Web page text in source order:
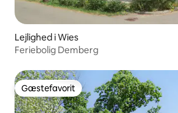
Lejlighed i Wies
Feriebolig Demberg
Gæstefavorit
Gæstefavorit